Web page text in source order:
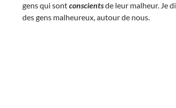
gens qui sontconscientsde leur malheur. Je
des gens malheureux, autour de nous.